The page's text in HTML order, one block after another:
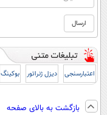
اعتبارسنجی دیزل ژنراتور بوکینگ
بازگشت به بالای صفحه